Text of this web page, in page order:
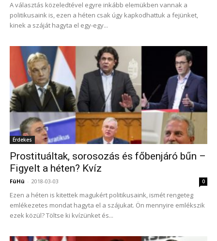
A választás közeledtével egyre inkább elemükben vannak a
politikusaink is, ezen a héten csak úgy kapkodhattuk a fejünket,
kinek a száját hagyta el egy-egy...
Érdekes
Prostituáltak, sorosozás és főbenjáró bűn –
Figyelt a héten? Kvíz
FüHü - 2018-03-03 0
Ezen a héten is kitettek magukért politikusaink, ismét rengeteg
emlékezetes mondat hagyta el a szájukat. Ön mennyire emlékszik
ezek közül? Töltse ki kvízünket és...